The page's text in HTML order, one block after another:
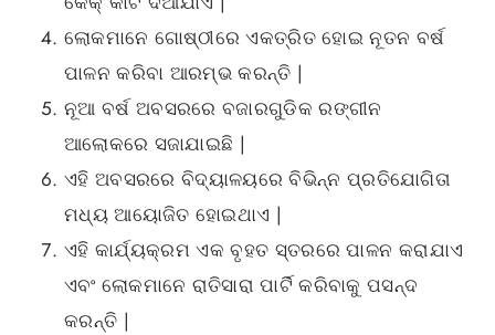
ଲୋକମାନେ ଗୋଷ୍ଠୀରେ ଏକତ୍ରିତ ହୋଇ ନୂତନ ବର୍ଷ
ପାଳନ କରିବା ଆରମ୍ଭ କରନ୍ତି |
ନୂଆ ବର୍ଷ ଅବସରରେ ବଜାରଗୁଡିକ ରଙ୍ଗୀନ
ଆଲୋକରେ ସଜାଯାଇଛି |
ଏହି ଅବସରରେ ବିଦ୍ୟାଳୟରେ ବିଭିନ୍ନ ପ୍ରତିଯୋଗିତା
ମଧ୍ୟ ଆୟୋଜିତ ହୋଇଥାଏ |
ଏହି କାର୍ଯ୍ୟକ୍ରମ ଏକ ବୃହତ ସ୍ତରରେ ପାଳନ କରାଯାଏ
ଏବଂ ଲୋକମାନେ ରାତିସାରା ପାର୍ଟି କରିବାକୁ ପସନ୍ଦ
କରନ୍ତି |